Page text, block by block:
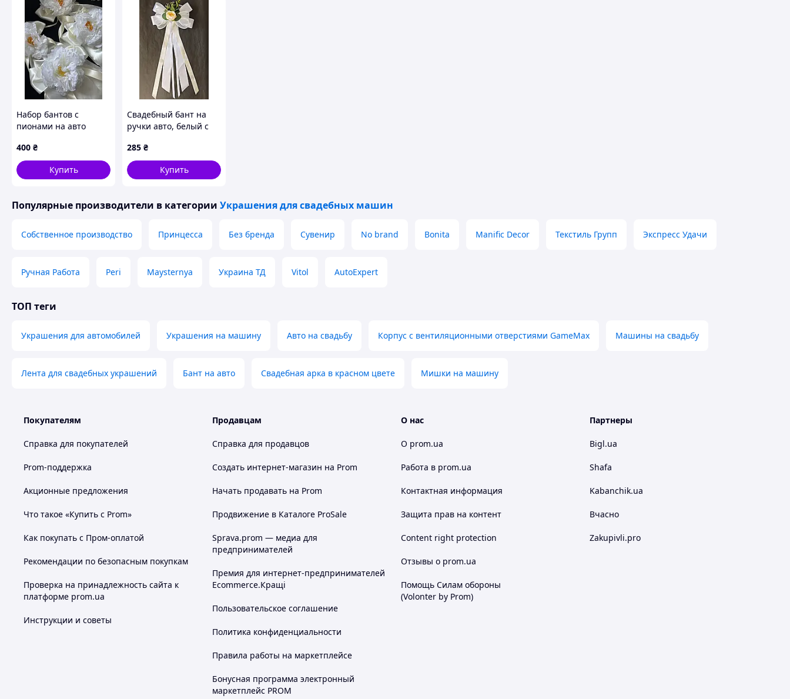
Набор бантов с
пионами на авто
400 ₴
Купить
Свадебный бант на
ручки авто, белый с
композицией, декор
на зеркала и ручки
автомобиля.Ручная
285 ₴
Купить
Популярные производители в категории Украшения для свадебных машин
Собственное производство Принцесса Без бренда Сувенир No brand Bonita Manific Decor Текстиль Групп Экспресс Удачи
Ручная Работа Peri Maysternya Украина ТД Vitol AutoExpert
ТОП теги
Украшения для автомобилей Украшения на машину Авто на свадьбу Корпус с вентиляционными отверстиями GameMax Машины на свадьбу
Лента для свадебных украшений Бант на авто Свадебная арка в красном цвете Мишки на машину
Покупателям
Справка для покупателей
Prom-поддержка
Акционные предложения
Что такое «Купить с Prom»
Как покупать с Пром-оплатой
Рекомендации по безопасным покупкам
Проверка на принадлежность сайта к
платформе prom.ua
Инструкции и советы
Продавцам
Справка для продавцов
Создать интернет-магазин на Prom
Начать продавать на Prom
Продвижение в Каталоге ProSale
Sprava.prom — медиа для
предпринимателей
Премия для интернет-предпринимателей
Ecommerce.Кращі
Пользовательское соглашение
Политика конфиденциальности
Правила работы на маркетплейсе
Бонусная программа электронный
маркетплейс PROM
О нас
О prom.ua
Работа в prom.ua
Контактная информация
Защита прав на контент
Content right protection
Отзывы о prom.ua
Помощь Силам обороны
(Volonter by Prom)
Партнеры
Bigl.ua
Shafa
Kabanchik.ua
Вчасно
Zakupivli.pro